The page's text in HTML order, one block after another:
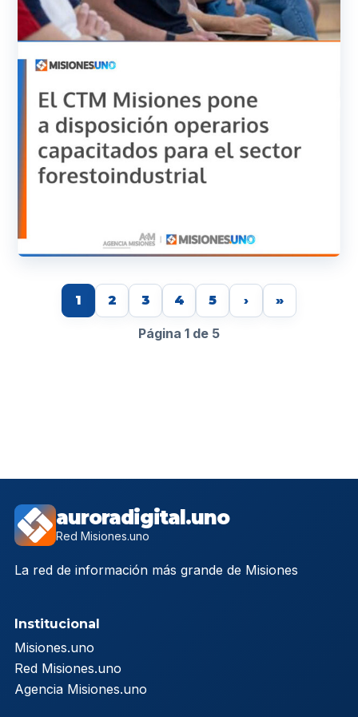
1 2 3 4 5 › »
Página 1 de 5
auroradigital.uno
Red Misiones.uno
La red de información más grande de Misiones
Institucional
Misiones.uno
Red Misiones.uno
Agencia Misiones.uno